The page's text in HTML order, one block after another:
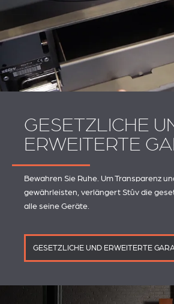
GESETZLICHE
ERWEITERTE
Bewahren Sie Ruhe. Um Transparenz
gewährleisten, verlängert Stûv die
alle seine Geräte.
GESETZLICHE UND ERWEITERTE